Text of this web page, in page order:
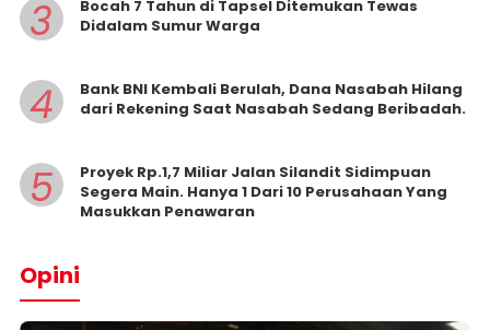
3
Bocah 7 Tahun di Tapsel Ditemukan Tewas
Didalam Sumur Warga
4
Bank BNI Kembali Berulah, Dana Nasabah Hilang
dari Rekening Saat Nasabah Sedang Beribadah.
5
Proyek Rp.1,7 Miliar Jalan Silandit Sidimpuan
Segera Main. Hanya 1 Dari 10 Perusahaan Yang
Masukkan Penawaran
Opini